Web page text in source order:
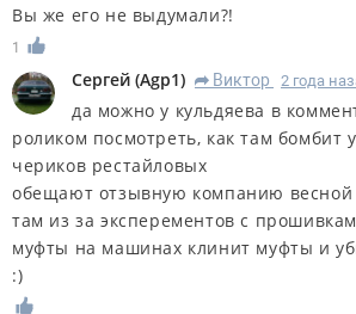
Вы же его не выдумали?!
1
Сергей (Agp1) R Виктор 2 года
да можно у кульдяева в
роликом посмотреть, как там бомбит
чериков рестайловых
обещают отзывную компанию весной
там из за эксперементов с
муфты на машинах клинит муфты и
:)